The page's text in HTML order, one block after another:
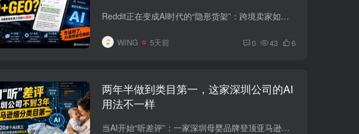
Reddit正在变成AI时代的“隐形货架”：跨境卖家如何同时拿下SEO与GEO 很多跨境卖家对Reddit的理解，还停留在三个字： 发链接。 注册一个账号。 找到相关社区。 写几句产品介绍。 留下亚马逊或者...
WING 5天前 0 43 6
两年半做到类目第一，这家深圳公司的AI
用法不一样
当AI开始“听差评”：一家深圳母婴品牌登顶亚马逊背后的真正方法 在很多跨境卖家的认知里，AI首先是一种内容生产工具。 写Listing、改标题、翻译五点描述、生成产品图、制作广告视频——这些确...